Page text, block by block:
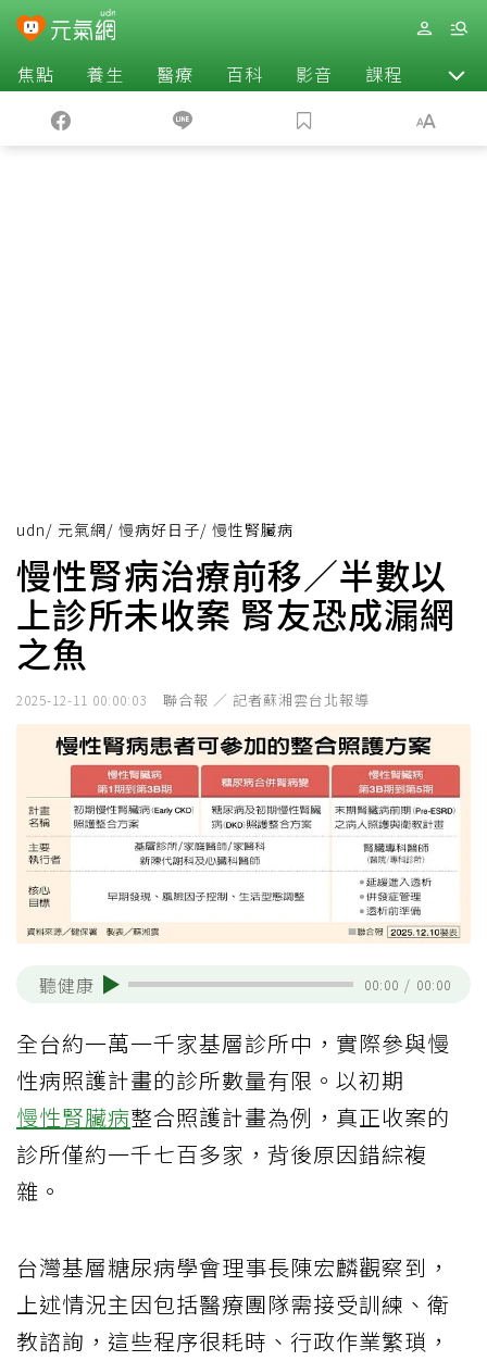
焦點 養生 醫療 百科 影音 課程 退休
udn/ 元氣網/ 慢病好日子/ 慢性腎臟病
慢性腎病治療前移／半數以
上診所未收案 腎友恐成漏網
之魚
2025-12-11 00:00:03 聯合報 ／ 記者蘇湘雲台北報導
聽健康 00:00 / 00:00
全台約一萬一千家基層診所中，實際參與慢
性病照護計畫的診所數量有限。以初期
慢性腎臟病整合照護計畫為例，真正收案的
診所僅約一千七百多家，背後原因錯綜複
雜。
台灣基層糖尿病學會理事長陳宏麟觀察到，
上述情況主因包括醫療團隊需接受訓練、衛
教諮詢，這些程序很耗時、行政作業繁瑣，